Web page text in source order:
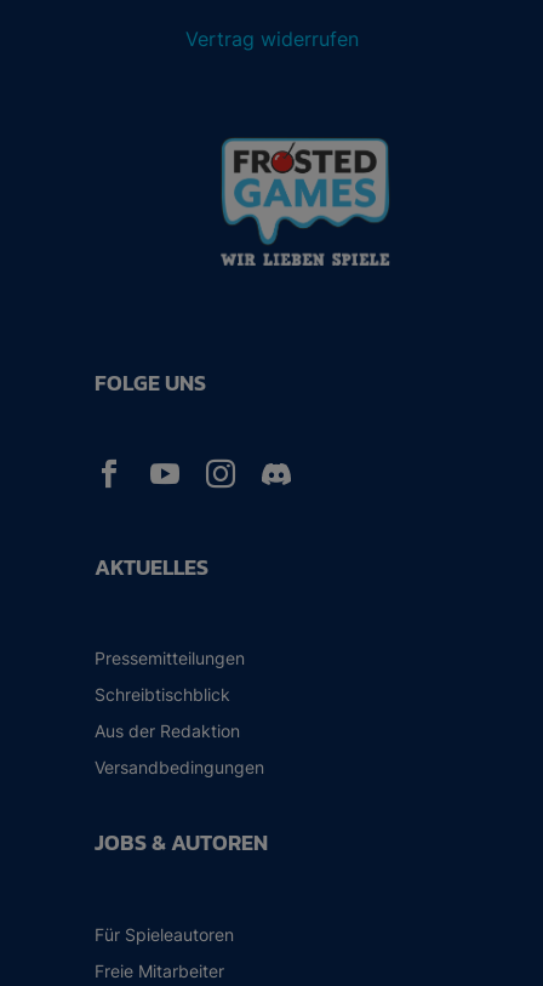
Vertrag widerrufen
AKTUELLES
Pressemitteilungen
Schreibtischblick
Aus der Redaktion
Versandbedingungen
JOBS & AUTOREN
Für Spieleautoren
Freie Mitarbeiter
FOLGE UNS
  